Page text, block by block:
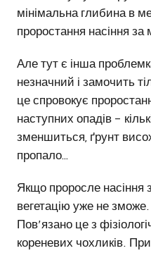
мінімальна глибина в
проростання насіння за
Але тут є інша
незначний і замочить
це спровокує
наступних опадів –
зменшиться, ґрунт
пропало…
Якщо проросле насіння
вегетацію уже не
Пов’язано це з
кореневих чохликів.